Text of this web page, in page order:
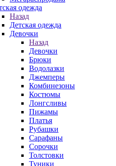
одежда
Назад
Детская одежда
Девочки
Назад
Девочки
Брюки
Водолазки
Джемперы
Комбинезоны
Костюмы
Лонгсливы
Пижамы
Платья
Рубашки
Сарафаны
Сорочки
Толстовки
Туники